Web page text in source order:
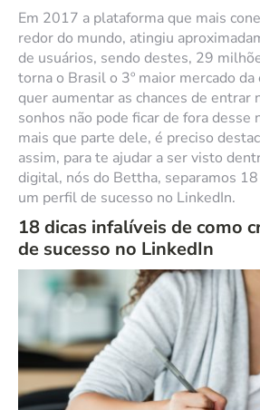
Em 2017 a plataforma que mais
redor do mundo, atingiu
de usuários, sendo destes, 29
torna o Brasil o 3º maior mercado da
quer aumentar as chances de entrar
sonhos não pode ficar de fora desse
mais que parte dele, é preciso
assim, para te ajudar a ser visto
digital, nós do Bettha, separamos
um perfil de sucesso no LinkedIn.
18 dicas infalíveis de como
de sucesso no LinkedIn